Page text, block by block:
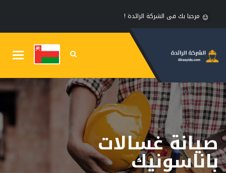
مرحبا بك فى الشركة الرائدة !
صيانة غسالات
باناسونيك